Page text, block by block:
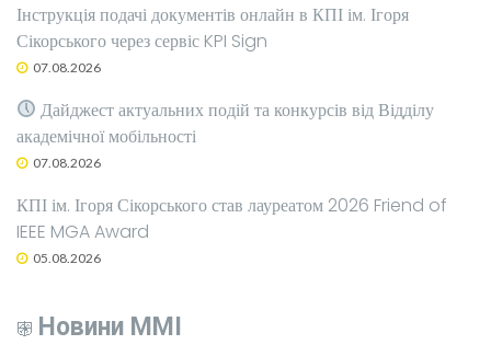
Інструкція подачі документів онлайн в КПІ ім. Ігоря
Сікорського через сервіс KPI Sign
07.08.2026
Дайджест актуальних подій та конкурсів від Відділу
академічної мобільності
07.08.2026
КПІ ім. Ігоря Сікорського став лауреатом 2026 Friend of
IEEE MGA Award
05.08.2026
Новини ММІ